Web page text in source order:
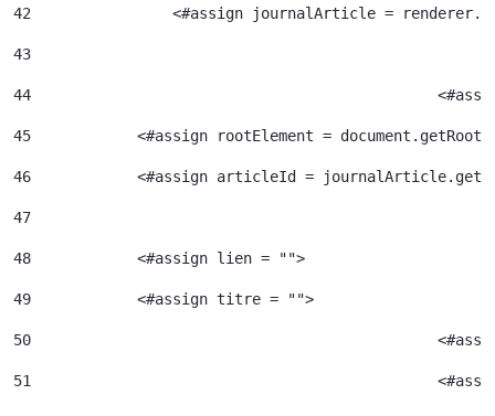
42
<#assign journalArticle =
43
44
45
<#assign rootElement =
46
<#assign articleId =
47
48
            <#assign lien = "">
49
            <#assign titre = "">
50
51